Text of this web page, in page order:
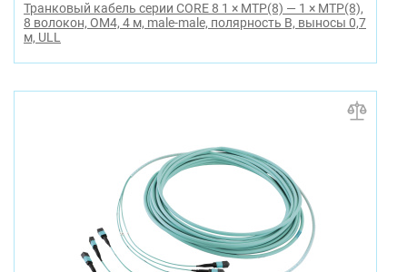
Транковый кабель серии CORE 8 1 × MTP(8) — 1 × MTP(8),
8 волокон, OM4, 4 м, male-male, полярность B, выносы 0,7
м, ULL